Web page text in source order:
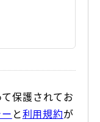
保護されてお
と利用規約が